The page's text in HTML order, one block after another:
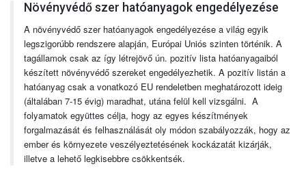
Növényvédő szer hatóanyagok engedélyezése
A növényvédő szer hatóanyagok engedélyezése a világ egyik
legszigorúbb rendszere alapján, Európai Uniós szinten történik. A
tagállamok csak az így létrejövő ún. pozitív lista hatóanyagaiból
készített növényvédő szereket engedélyezhetik. A pozitív listán a
hatóanyag csak a vonatkozó EU rendeletben meghatározott ideig
(általában 7-15 évig) maradhat, utána felül kell vizsgálni. A
folyamatok együttes célja, hogy az egyes készítmények
forgalmazását és felhasználását oly módon szabályozzák, hogy az
ember és környezete veszélyeztetésének kockázatát kizárják,
illetve a lehető legkisebbre csökkentsék.